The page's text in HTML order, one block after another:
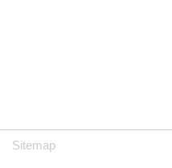
Sitemap